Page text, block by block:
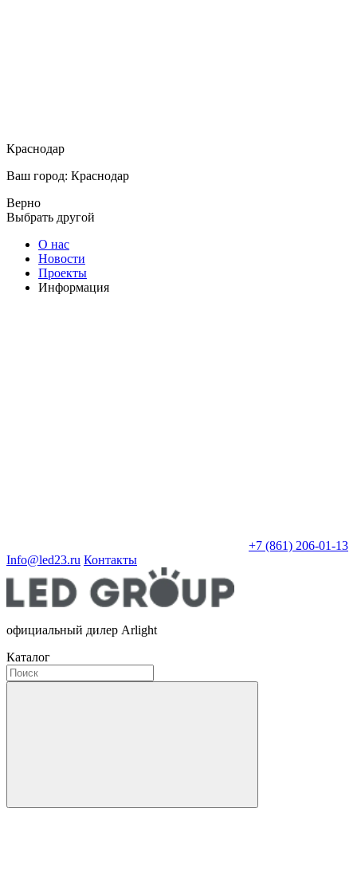
Краснодар
Ваш город: Краснодар
Верно
Выбрать другой
О нас
Новости
Проекты
Информация
+7 (861) 206-01-13
Info@led23.ru Контакты
официальный дилер Arlight
Каталог